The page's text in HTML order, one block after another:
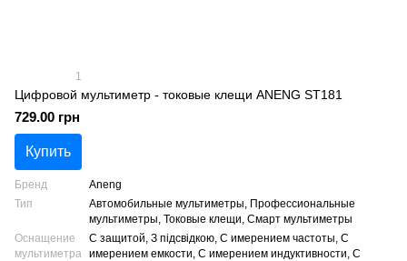
1
Цифровой мультиметр - токовые клещи ANENG ST181
729.00 грн
Купить
Бренд
Aneng
Тип
Автомобильные мультиметры, Профессиональные
мультиметры, Токовые клещи, Смарт мультиметры
Оснащение
мультиметра
С защитой, З підсвідкою, С имерением частоты, С
имерением емкости, С имерением индуктивности, С